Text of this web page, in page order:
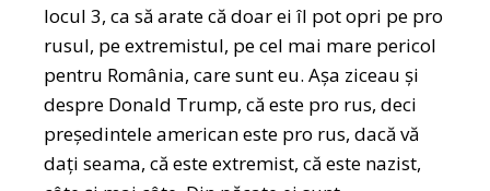
locul 3, ca să arate că doar ei îl pot opri pe pro
rusul, pe extremistul, pe cel mai mare pericol
pentru România, care sunt eu. Așa ziceau și
despre Donald Trump, că este pro rus, deci
președintele american este pro rus, dacă vă
dați seama, că este extremist, că este nazist,